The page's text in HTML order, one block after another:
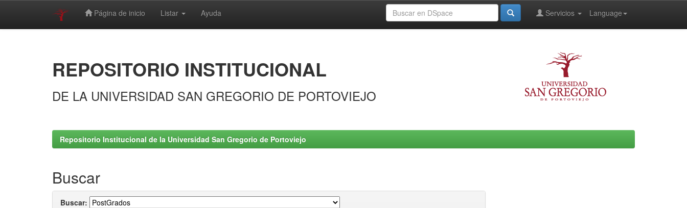
Página de inicio Listar Ayuda Language
Servicios
REPOSITORIO INSTITUCIONAL
DE LA UNIVERSIDAD SAN GREGORIO DE PORTOVIEJO
Repositorio Institucional de la Universidad San Gregorio de Portoviejo
Buscar
Buscar: